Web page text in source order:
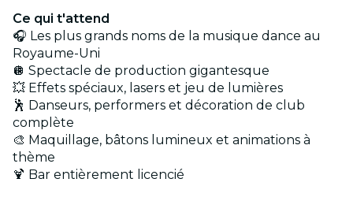
Ce qui t'attend
🎧 Les plus grands noms de la musique dance au
Royaume-Uni
🪩 Spectacle de production gigantesque
💥 Effets spéciaux, lasers et jeu de lumières
🕺 Danseurs, performers et décoration de club
complète
🎨 Maquillage, bâtons lumineux et animations à
thème
🍹 Bar entièrement licencié